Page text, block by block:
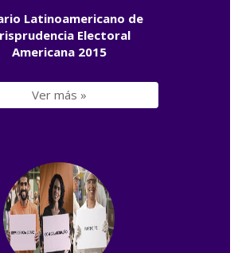
Latinoamericano de
Electoral
Americana 2015
Ver más »